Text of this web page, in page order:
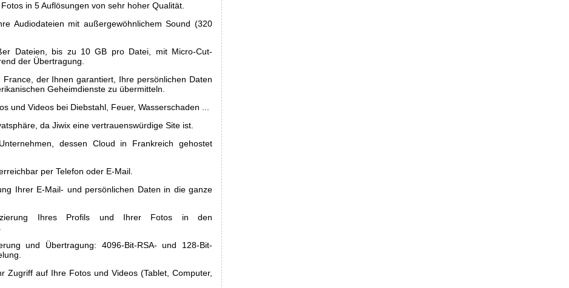
in 5 Auflösungen von sehr hoher Qualität.
Audiodateien mit außergewöhnlichem Sound (320
Dateien, bis zu 10 GB pro Datei, mit Micro-Cut-
der Übertragung.
France, der Ihnen garantiert, Ihre persönlichen Daten
Geheimdienste zu übermitteln.
und Videos bei Diebstahl, Feuer, Wasserschaden ...
da Jiwix eine vertrauenswürdige Site ist.
dessen Cloud in Frankreich gehostet
per Telefon oder E-Mail.
Ihrer E-Mail- und persönlichen Daten in die ganze
Ihres Profils und Ihrer Fotos in den
und Übertragung: 4096-Bit-RSA- und 128-Bit-
Zugriff auf Ihre Fotos und Videos (Tablet, Computer,